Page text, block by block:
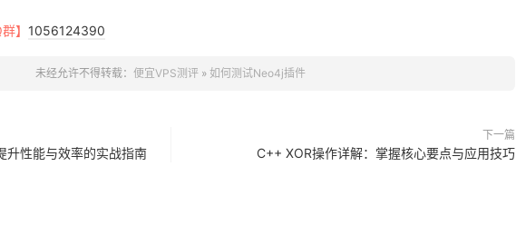
】 1056124390
未经允许不得转载： 便宜VPS测评 » 如何测试Neo4j插件
升性能与效率的实战指南
下一篇
C++ XOR操作详解：掌握核心要点与应用技巧